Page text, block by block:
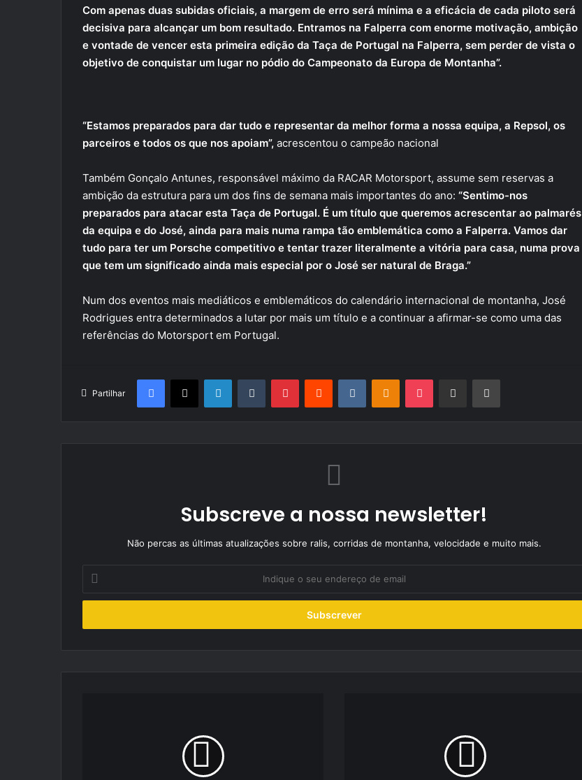
Com apenas duas subidas oficiais, a margem de erro será mínima e a eficácia de cada piloto será
decisiva para alcançar um bom resultado. Entramos na Falperra com enorme motivação, ambição
e vontade de vencer esta primeira edição da Taça de Portugal na Falperra, sem perder de vista o
objetivo de conquistar um lugar no pódio do Campeonato da Europa de Montanha”.
“Estamos preparados para dar tudo e representar da melhor forma a nossa equipa, a Repsol, os
parceiros e todos os que nos apoiam”, acrescentou o campeão nacional
Também Gonçalo Antunes, responsável máximo da RACAR Motorsport, assume sem reservas a
ambição da estrutura para um dos fins de semana mais importantes do ano: “Sentimo-nos
preparados para atacar esta Taça de Portugal. É um título que queremos acrescentar ao palmarés
da equipa e do José, ainda para mais numa rampa tão emblemática como a Falperra. Vamos dar
tudo para ter um Porsche competitivo e tentar trazer literalmente a vitória para casa, numa prova
que tem um significado ainda mais especial por o José ser natural de Braga.”
Num dos eventos mais mediáticos e emblemáticos do calendário internacional de montanha, José
Rodrigues entra determinados a lutar por mais um título e a continuar a afirmar-se como uma das
referências do Motorsport em Portugal.
Partilhar
Facebook
X LinkedInTumblr PinterestReddit VKontakteOdnoklassniki
Pocket Partilhar Via Email Imprimir
Subscreve a nossa newsletter!
Não percas as últimas atualizações sobre ralis, corridas de montanha, velocidade e muito mais.
seu
de